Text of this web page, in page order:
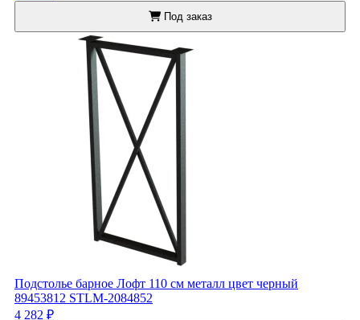
Под заказ
Подстолье барное Лофт 110 см металл цвет черный
89453812 STLM-2084852
4 282 ₽